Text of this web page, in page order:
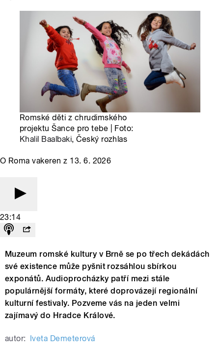
Romské děti z chrudimského
projektu Šance pro tebe | Foto:
Khalil Baalbaki, Český rozhlas
O Roma vakeren z 13. 6. 2026
23:14
Muzeum romské kultury v Brně se po třech dekádách
své existence může pyšnit rozsáhlou sbírkou
exponátů. Audioprocházky patří mezi stále
populárnější formáty, které doprovázejí regionální
kulturní festivaly. Pozveme vás na jeden velmi
zajímavý do Hradce Králové.
autor: Iveta Demeterová